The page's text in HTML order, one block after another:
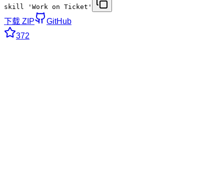
skill 'Work on Ticket'
下载 ZIP
GitHub
372